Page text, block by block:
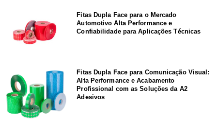
Fitas Dupla Face para o Mercado
Automotivo Alta Performance e
Confiabilidade para Aplicações Técnicas
Fitas Dupla Face para Comunicação Visual:
Alta Performance e Acabamento
Profissional com as Soluções da A2
Adesivos